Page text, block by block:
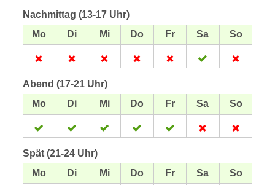
Nachmittag (13-17 Uhr)
Abend (17-21 Uhr)
Spät (21-24 Uhr)